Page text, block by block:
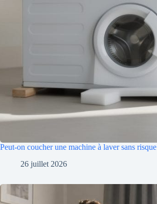
Peut-on coucher une machine à laver sans risque
26 juillet 2026